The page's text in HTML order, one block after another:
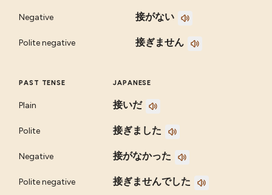
Negative 接がない
Polite negative 接ぎません
PAST TENSE JAPANESE
Plain 接いだ
Polite 接ぎました
Negative 接がなかった
Polite negative 接ぎませんでした